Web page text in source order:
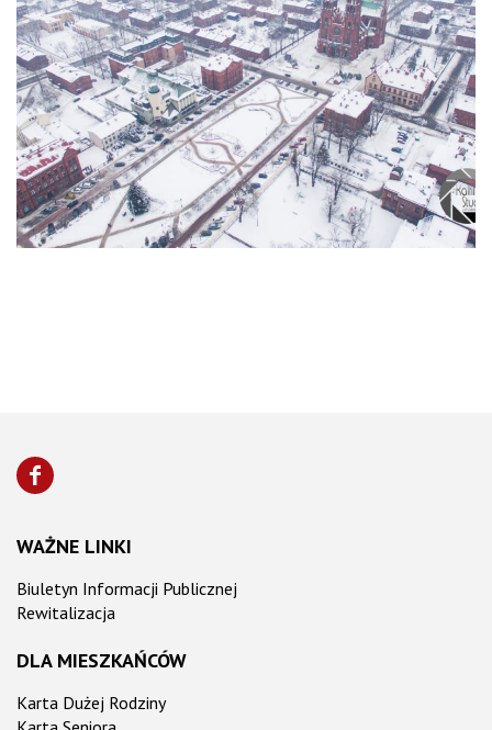
WAŻNE LINKI
Biuletyn Informacji Publicznej
Rewitalizacja
DLA MIESZKAŃCÓW
Karta Dużej Rodziny